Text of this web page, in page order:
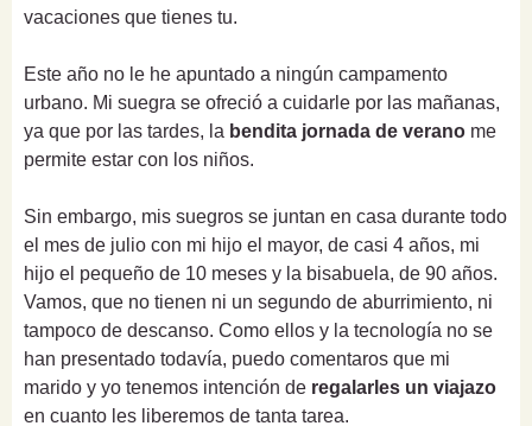
vacaciones que tienes tu.
Este año no le he apuntado a ningún campamento
urbano. Mi suegra se ofreció a cuidarle por las mañanas,
ya que por las tardes, la bendita jornada de verano me
permite estar con los niños.
Sin embargo, mis suegros se juntan en casa durante todo
el mes de julio con mi hijo el mayor, de casi 4 años, mi
hijo el pequeño de 10 meses y la bisabuela, de 90 años.
Vamos, que no tienen ni un segundo de aburrimiento, ni
tampoco de descanso. Como ellos y la tecnología no se
han presentado todavía, puedo comentaros que mi
marido y yo tenemos intención de regalarles un viajazo
en cuanto les liberemos de tanta tarea.